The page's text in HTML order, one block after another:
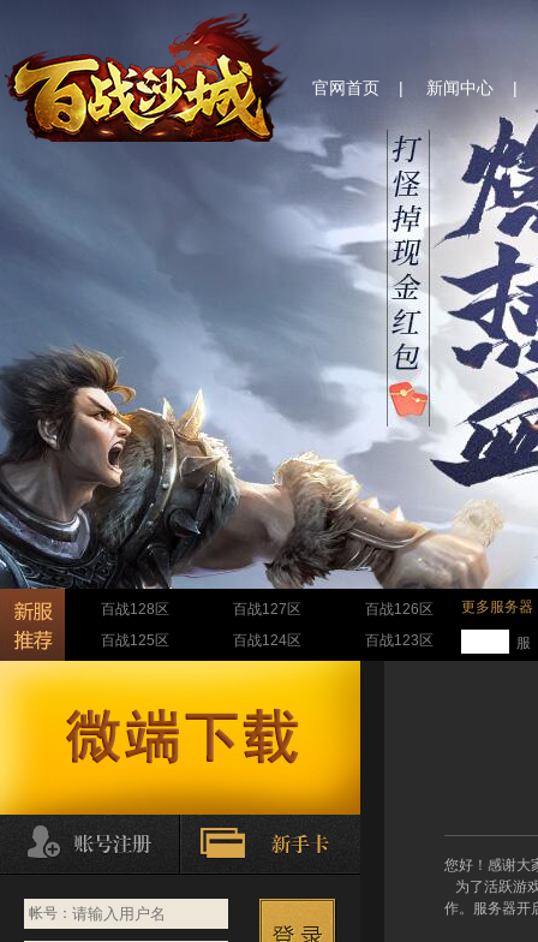
官网首页 | 新闻中心 |
百战128区 百战127区
百战126区
百战125区
百战124区 百战123区
更多服务器
服
帐号：
您好！感谢大
为了活跃游
作。服务器开